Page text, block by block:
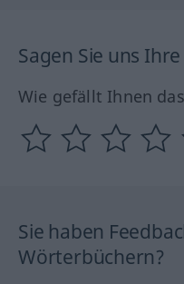
Sagen Sie uns
Wie gefällt Ihnen
Sie haben
Wörterbüchern?